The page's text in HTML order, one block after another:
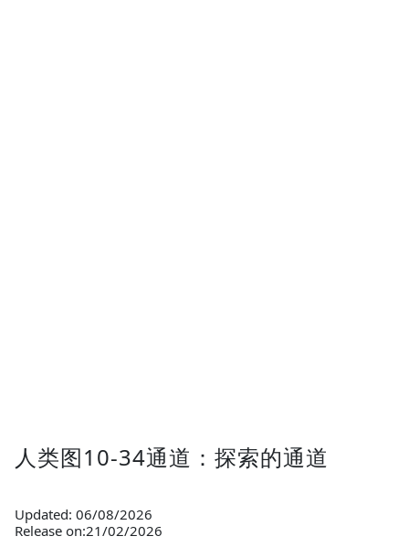
人类图10-34通道：探索的通道
Updated: 06/08/2026
Release on:21/02/2026